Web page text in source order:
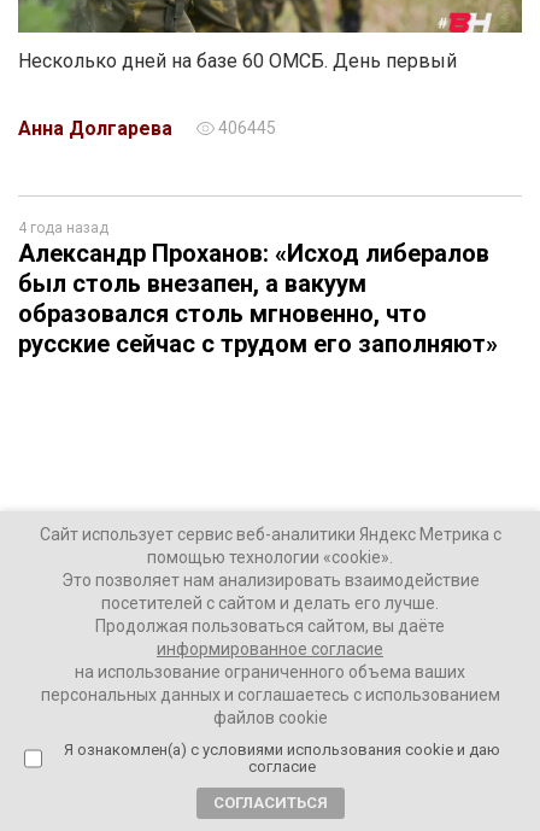
Несколько дней на базе 60 ОМСБ. День первый
Анна Долгарева 406445
4 года назад
Александр Проханов: «Исход либералов
был столь внезапен, а вакуум
образовался столь мгновенно, что
русские сейчас с трудом его заполняют»
О русской культуре и новом романе
40596
Сайт использует сервис веб-аналитики Яндекс Метрика с
помощью технологии «cookie».
Это позволяет нам анализировать взаимодействие
посетителей с сайтом и делать его лучше.
Продолжая пользоваться сайтом, вы даёте
информированное согласие
на использование ограниченного объема ваших
персональных данных и соглашаетесь с использованием
файлов cookie
Я ознакомлен(а) с условиями использования cookie и даю
согласие
СОГЛАСИТЬСЯ